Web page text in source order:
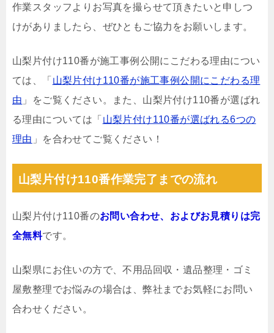
作業スタッフよりお写真を撮らせて頂きたいと申しつ
けがありましたら、ぜひともご協力をお願いします。
山梨片付け110番が施工事例公開にこだわる理由につい
ては、「 山梨片付け110番が施工事例公開にこだわる理
由 」をご覧ください。また、山梨片付け110番が選ばれ
る理由については「 山梨片付け110番が選ばれる6つの
理由 」を合わせてご覧ください！
山梨片付け110番作業完了までの流れ
山梨片付け110番のお問い合わせ、およびお見積りは完
全無料です。
山梨県にお住いの方で、不用品回収・遺品整理・ゴミ
屋敷整理でお悩みの場合は、弊社までお気軽にお問い
合わせください。